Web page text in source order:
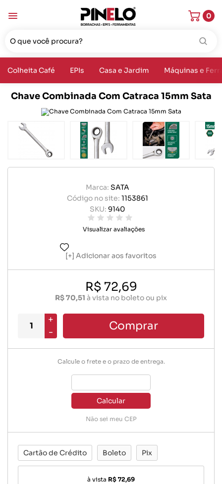
0
Colheita Café EPIs Casa e Jardim Máquinas e
Chave Combinada Com Catraca 15mm Sata
Marca: SATA
Código no site: 1153861
SKU: 9140
Visualizar avaliações
Adicionar aos favoritos
R$ 72,69
R$ 70,51 à vista no boleto ou pix
+
-
Comprar
Calcule o frete e o prazo de entrega.
Calcular
Não sei meu CEP
Cartão de Crédito Boleto Pix
à vista R$ 72,69